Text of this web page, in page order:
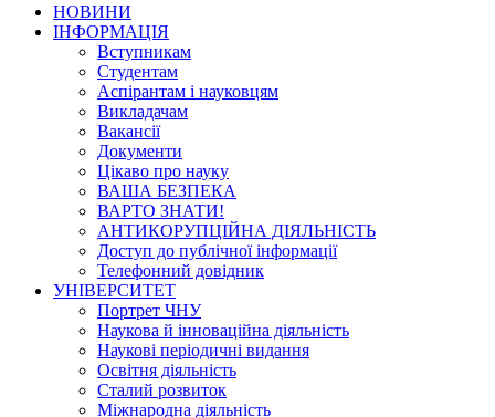
НОВИНИ
ІНФОРМАЦІЯ
Вступникам
Студентам
Аспірантам і науковцям
Викладачам
Вакансії
Документи
Цікаво про науку
ВАША БЕЗПЕКА
ВАРТО ЗНАТИ!
АНТИКОРУПЦІЙНА ДІЯЛЬНІСТЬ
Доступ до публічної інформації
Телефонний довідник
УНІВЕРСИТЕТ
Портрет ЧНУ
Наукова й інноваційна діяльність
Наукові періодичні видання
Освітня діяльність
Сталий розвиток
Міжнародна діяльність